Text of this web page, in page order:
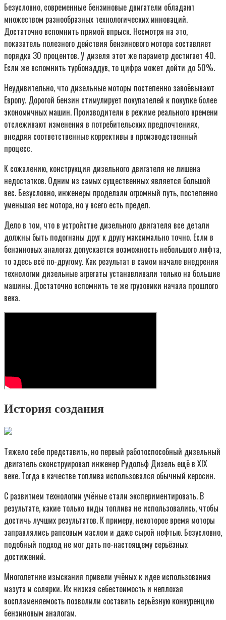
Безусловно, современные бензиновые двигатели обладают
множеством разнообразных технологических инноваций.
Достаточно вспомнить прямой впрыск. Несмотря на это,
показатель полезного действия бензинового мотора составляет
порядка 30 процентов. У дизеля этот же параметр достигает 40.
Если же вспомнить турбонаддув, то цифра может дойти до 50%.
Неудивительно, что дизельные моторы постепенно завоёвывают
Европу. Дорогой бензин стимулирует покупателей к покупке более
экономичных машин. Производители в режиме реального времени
отслеживают изменения в потребительских предпочтениях,
внедряя соответственные коррективы в производственный
процесс.
К сожалению, конструкция дизельного двигателя не лишена
недостатков. Одним из самых существенных является большой
вес. Безусловно, инженеры проделали огромный путь, постепенно
уменьшая вес мотора, но у всего есть предел.
Дело в том, что в устройстве дизельного двигателя все детали
должны быть подогнаны друг к другу максимально точно. Если в
бензиновых аналогах допускается возможность небольшого люфта,
то здесь всё по-другому. Как результат в самом начале внедрения
технологии дизельные агрегаты устанавливали только на большие
машины. Достаточно вспомнить те же грузовики начала прошлого
века.
История создания
Тяжело себе представить, но первый работоспособный дизельный
двигатель сконструировал инженер Рудольф Дизель ещё в XIX
веке. Тогда в качестве топлива использовался обычный керосин.
С развитием технологии учёные стали экспериментировать. В
результате, какие только виды топлива не использовались, чтобы
достичь лучших результатов. К примеру, некоторое время моторы
заправлялись рапсовым маслом и даже сырой нефтью. Безусловно,
подобный подход не мог дать по-настоящему серьёзных
достижений.
Многолетние изыскания привели учёных к идее использования
мазута и солярки. Их низкая себестоимость и неплохая
воспламеняемость позволили составить серьёзную конкуренцию
бензиновым аналогам.